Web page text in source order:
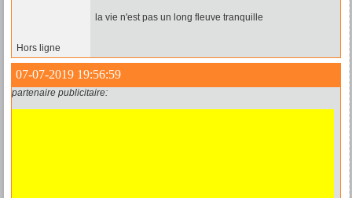
la vie n'est pas un long fleuve tranquille
Hors ligne
07-07-2019 19:56:59
partenaire publicitaire: